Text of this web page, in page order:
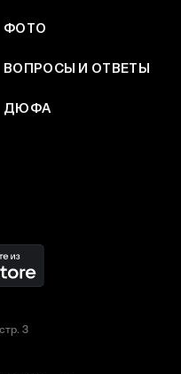
ФОТО
ВОПРОСЫ И ОТВЕТЫ
ДЮФА
3